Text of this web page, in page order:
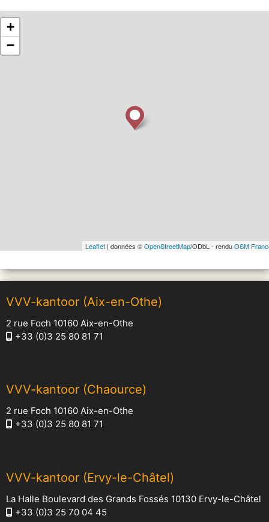
+
−
Leaflet | données ©OpenStreetMap/ODbL - renduOSM
VVV-kantoor (Aix-en-Othe)
2 rue Foch 10160 Aix-en-Othe
+33 (0)3 25 80 81 71
VVV-kantoor (Chaource)
2 rue Foch 10160 Aix-en-Othe
+33 (0)3 25 80 81 71
VVV-kantoor (Ervy-le-Châtel)
La Halle Boulevard des Grands Fossés 10130 Ervy-le-Châtel
+33 (0)3 25 70 04 45